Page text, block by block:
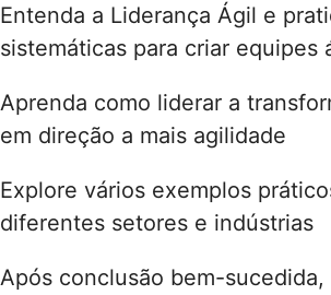
Entenda a Liderança Ágil e
sistemáticas para criar equipes
Aprenda como liderar a
em direção a mais agilidade
Explore vários exemplos
diferentes setores e indústrias
Após conclusão bem-